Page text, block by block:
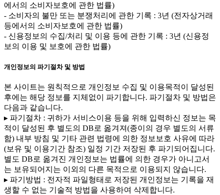
에서의 소비자보호에 관한 법률)
- 소비자의 불만 또는 분쟁처리에 관한 기록 : 3년 (전자상거래
등에서의 소비자보호에 관한 법률)
- 신용정보의 수집/처리 및 이용 등에 관한 기록 : 3년 (신용정
보의 이용 및 보호에 관한 법률)
개인정보의 파기절차 및 방법
본 사이트는 원칙적으로 개인정보 수집 및 이용목적이 달성된
후에는 해당 정보를 지체없이 파기합니다. 파기절차 및 방법은
다음과 같습니다.
▸ 파기절차 : 귀하가 서비스이용 등을 위해 입력하신 정보는 목
적이 달성된 후 별도의 DB로 옮겨져(종이의 경우 별도의 서류
함) 내부 방침 및 기타 관련 법령에 의한 정보보호 사유에 따라
(보유 및 이용기간 참조) 일정 기간 저장된 후 파기되어집니다.
별도 DB로 옮겨진 개인정보는 법률에 의한 경우가 아니고서
는 보유되어지는 이외의 다른 목적으로 이용되지 않습니다.
▸ 파기방법 : 전자적 파일형태로 저장된 개인정보는 기록을 재
생할 수 없는 기술적 방법을 사용하여 삭제합니다.